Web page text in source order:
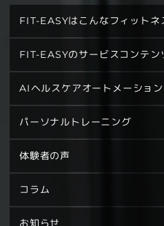
FIT-EASYはこんなフィットネ
FIT-EASYのサービスコンテン
AIヘルスケアオートメーション
パーソナルトレーニング
体験者の声
コラム
お知らせ